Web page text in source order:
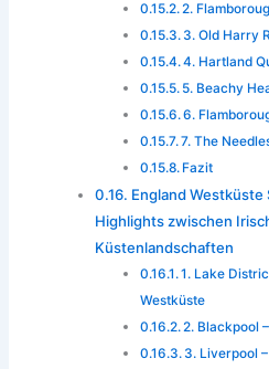
2.
3. Old Harry
4. Hartland
5. Beachy
6.
7. The
Fazit
England
Highlights zwischen
Küstenlandschaften
1. Lake
Westküste
2. Blackpool
3. Liverpool